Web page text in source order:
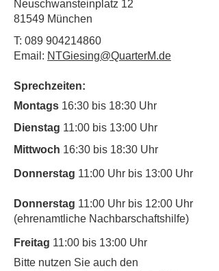
Neuschwansteinplatz 12
81549 München
T: 089 904214860
Email: NTGiesing@QuarterM.de
Sprechzeiten:
Montags 16:30 bis 18:30 Uhr
Dienstag 11:00 bis 13:00 Uhr
Mittwoch 16:30 bis 18:30 Uhr
Donnerstag 11:00 Uhr bis 13:00 Uhr
Donnerstag 11:00 Uhr bis 12:00 Uhr
(ehrenamtliche Nachbarschaftshilfe)
Freitag 11:00 bis 13:00 Uhr
​Bitte nutzen Sie auch den